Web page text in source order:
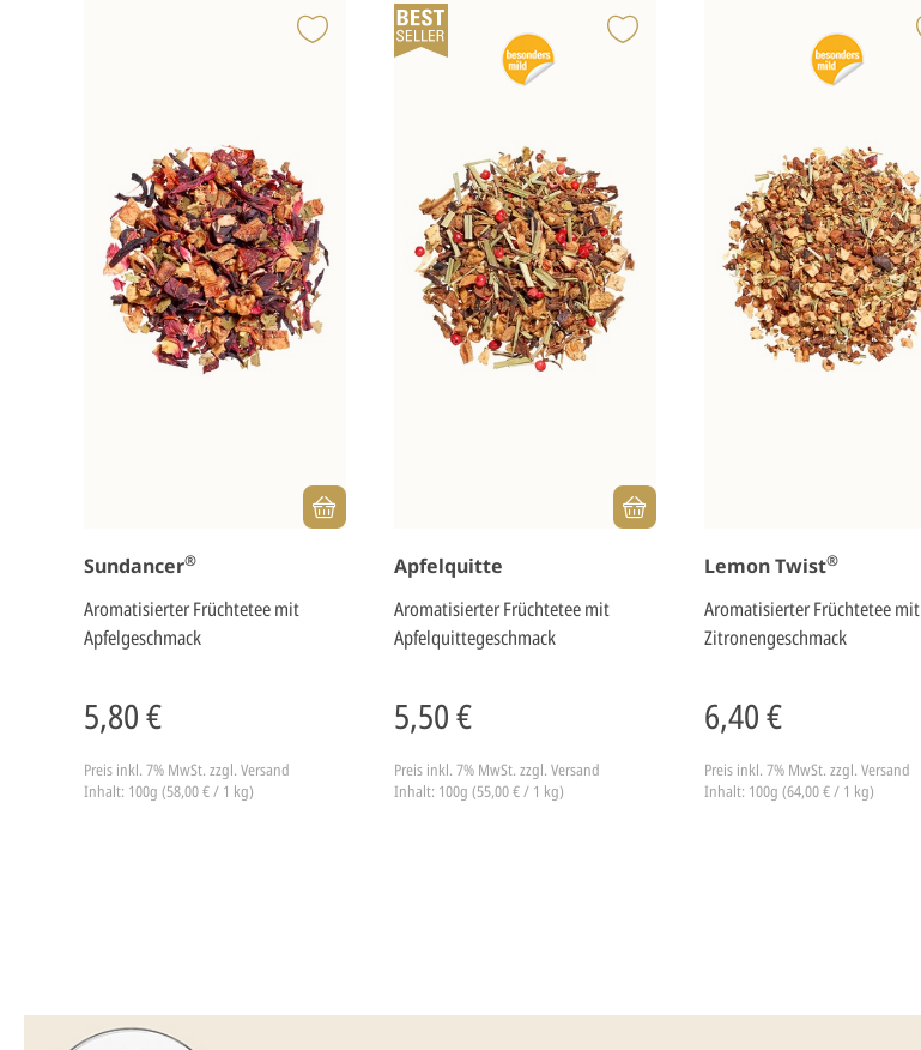
Sundancer®
Aromatisierter Früchtetee mit
Apfelgeschmack
5,80 €
Preis inkl. 7% MwSt. zzgl. Versand
Inhalt: 100g (58,00 € / 1 kg)
Apfelquitte
Aromatisierter Früchtetee mit
Apfelquittegeschmack
5,50 €
Preis inkl. 7% MwSt. zzgl. Versand
Inhalt: 100g (55,00 € / 1 kg)
Lemon Twist®
Aromatisierter Früchtetee mit
Zitronengeschmack
6,40 €
Preis inkl. 7% MwSt. zzgl. Versand
Inhalt: 100g (64,00 € / 1 kg)